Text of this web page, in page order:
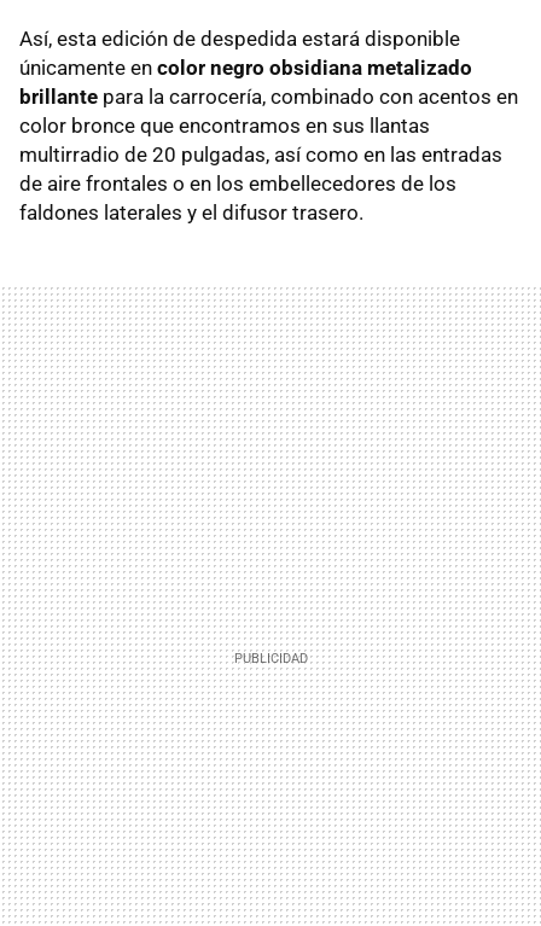
Así, esta edición de despedida estará disponible
únicamente en color negro obsidiana metalizado
brillante para la carrocería, combinado con acentos en
color bronce que encontramos en sus llantas
multirradio de 20 pulgadas, así como en las entradas
de aire frontales o en los embellecedores de los
faldones laterales y el difusor trasero.